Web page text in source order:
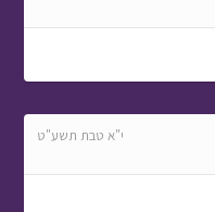
י"א טבת תשע"ט